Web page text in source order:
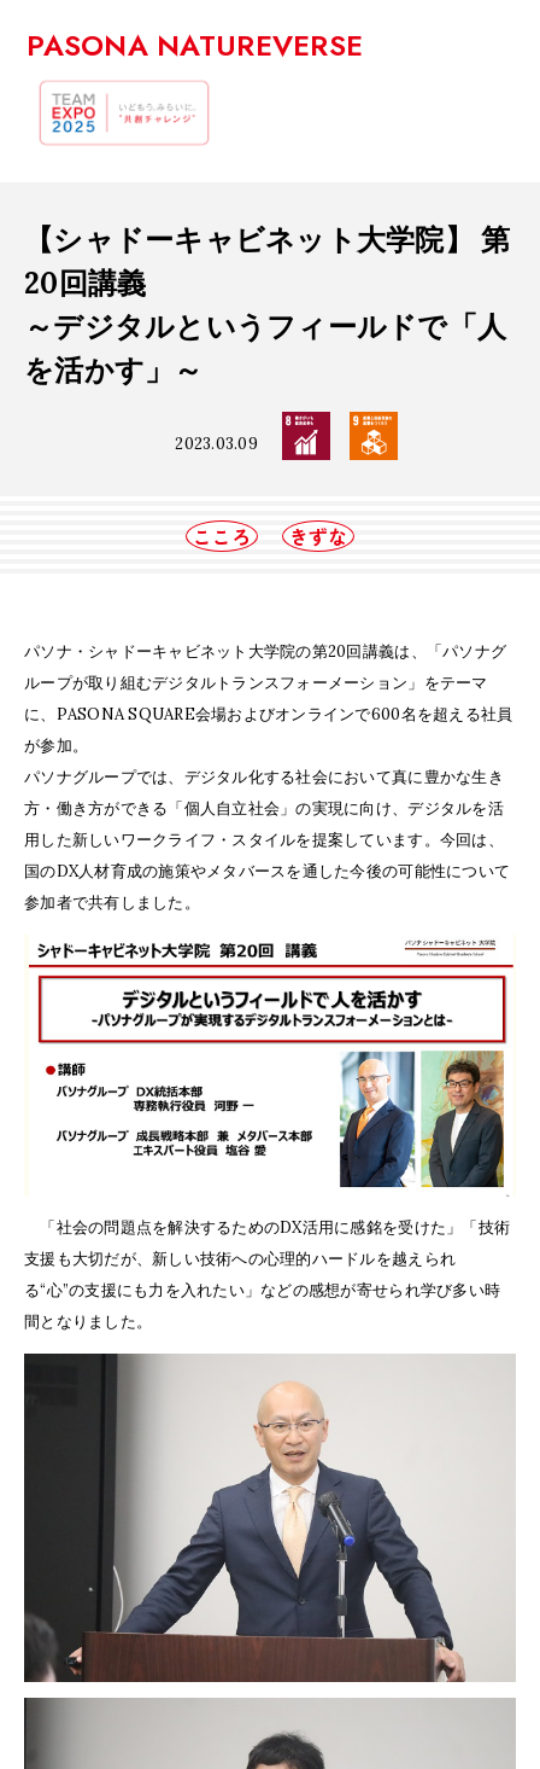
PASONA NATUREVERSE
2023.03.09
【シャドーキャビネット大学院】 第
20回講義
～デジタルというフィールドで「人
を活かす」～
こころ きずな
パソナ・シャドーキャビネット大学院の第20回講義は、「パソナグ
ループが取り組むデジタルトランスフォーメーション」をテーマ
に、PASONA SQUARE会場およびオンラインで600名を超える社員
が参加。
パソナグループでは、デジタル化する社会において真に豊かな生き
方・働き方ができる「個人自立社会」の実現に向け、デジタルを活
用した新しいワークライフ・スタイルを提案しています。今回は、
国のDX人材育成の施策やメタバースを通した今後の可能性について
参加者で共有しました。
「社会の問題点を解決するためのDX活用に感銘を受けた」「技術
支援も大切だが、新しい技術への心理的ハードルを越えられ
る“心”の支援にも力を入れたい」などの感想が寄せられ学び多い時
間となりました。